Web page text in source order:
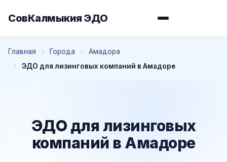
СовКалмыкия ЭДО
Главная Города
Амадора
ЭДО для лизинговых компаний в Амадоре
ЭДО для лизинговых
компаний в Амадоре